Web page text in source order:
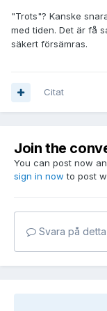
"Trots"? Kanske
med tiden. Det är få
säkert försämras.
Citat
Join the
You can post now
sign in now to post
Svara på